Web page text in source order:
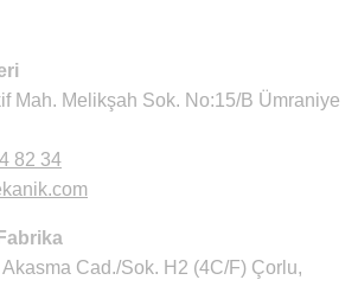
Mah. Melikşah Sok. No:15/B Ümraniye
82 34
Akasma Cad./Sok. H2 (4C/F) Çorlu,